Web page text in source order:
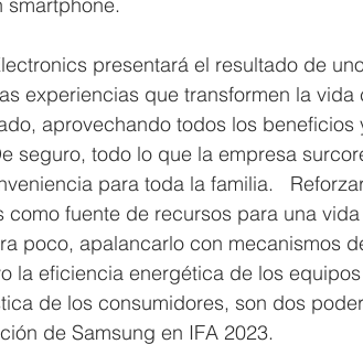
presentará el resultado de
experiencias que transformen la
aprovechando todos los beneficios
seguro, todo lo que la empresa
para toda la familia.
como fuente de recursos para una
poco, apalancarlo con mecanismos
la eficiencia energética de los
de los consumidores, son dos
de Samsung en IFA 2023.